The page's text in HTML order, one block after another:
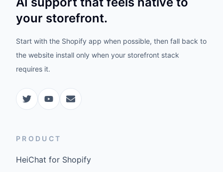
your storefront.
Start with the Shopify app when possible, then fall back to
the website install only when your storefront stack
requires it.
PRODUCT
HeiChat for Shopify